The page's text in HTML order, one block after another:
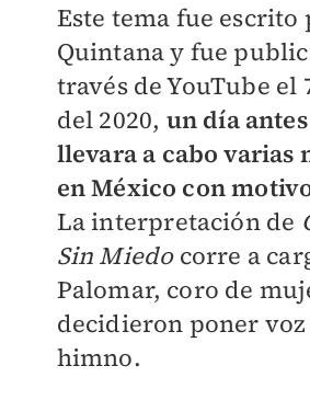
Este tema fue
Quintana y fue
través de YouTube el
del 2020, un día
llevara a cabo varias
en México con
La interpretación de
Sin Miedocorre a
Palomar, coro de
decidieron poner voz
himno.